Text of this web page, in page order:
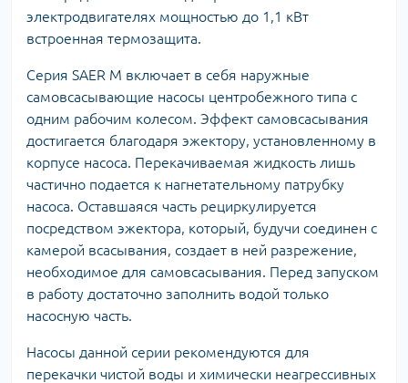
электродвигателях мощностью до 1,1 кВт
встроенная термозащита.
Серия SAER М включает в себя наружные
самовсасывающие насосы центробежного типа с
одним рабочим колесом. Эффект самовсасывания
достигается благодаря эжектору, установленному в
корпусе насоса. Перекачиваемая жидкость лишь
частично подается к нагнетательному патрубку
насоса. Оставшаяся часть рециркулируется
посредством эжектора, который, будучи соединен с
камерой всасывания, создает в ней разрежение,
необходимое для самовсасывания. Перед запуском
в работу достаточно заполнить водой только
насосную часть.
Насосы данной серии рекомендуются для
перекачки чистой воды и химически неагрессивных